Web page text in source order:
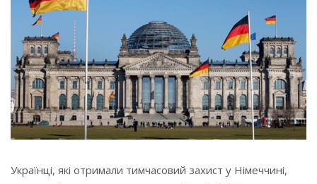
Українці, які отримали тимчасовий захист у Німеччині,